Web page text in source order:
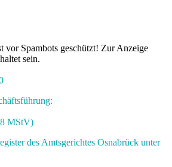
vor Spambots geschützt! Zur Anzeige
sein.
MStV)
des Amtsgerichtes Osnabrück unter